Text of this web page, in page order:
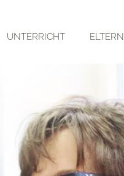
UNTERRICHT ELTERN